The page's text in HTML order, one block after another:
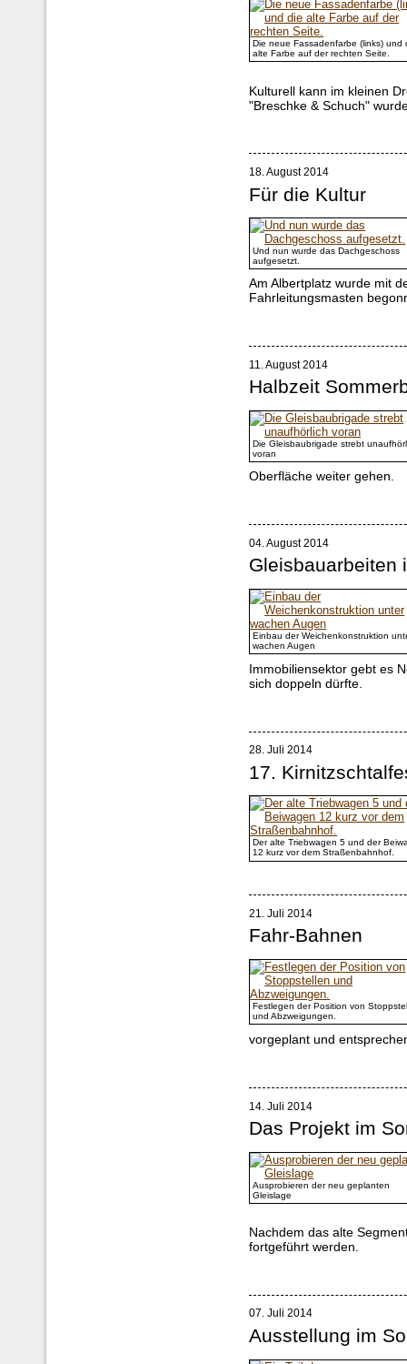
Die neue Fassadenfarbe (links) und
alte Farbe auf der rechten Seite.
Kulturell kann im kleinen
"Breschke & Schuch"
18. August 2014
Für die Kultur
Und nun wurde das Dachgeschoss
aufgesetzt.
Am Albertplatz wurde mit
Fahrleitungsmasten
11. August 2014
Halbzeit
Die Gleisbaubrigade strebt
voran
Oberfläche weiter gehen.
04. August 2014
Gleisbauarbeiten
Einbau der Weichenkonstruktion
wachen Augen
Immobiliensektor gebt es
sich doppeln dürfte.
28. Juli 2014
17.
Der alte Triebwagen 5 und der
12 kurz vor dem Straßenbahnhof.
21. Juli 2014
Fahr-Bahnen
Festlegen der Position von
und Abzweigungen.
vorgeplant und
14. Juli 2014
Das Projekt im
Ausprobieren der neu geplanten
Gleislage
Nachdem das alte
fortgeführt werden.
07. Juli 2014
Ausstellung im